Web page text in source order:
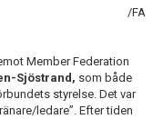
/FA
Member Federation
Sjöstrand, som både
styrelse. Det var
ledare”. Efter tiden